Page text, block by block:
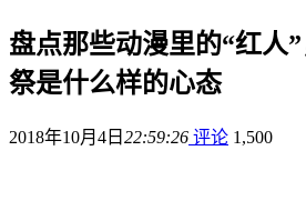
盘点那些动漫里的“红人
祭是什么样的心态
2018年10月4日 22:59:26 评论 1,500